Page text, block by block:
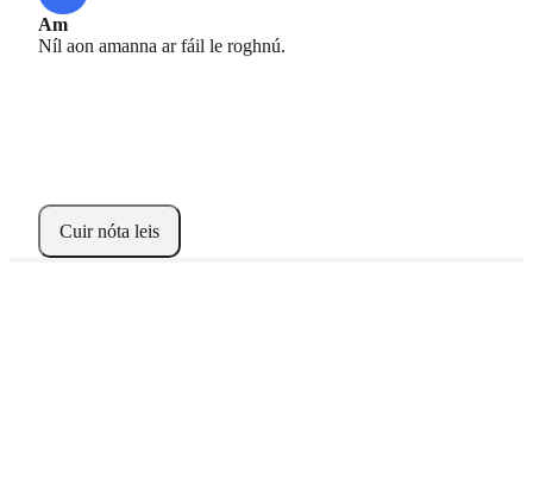
Am
Níl aon amanna ar fáil le roghnú.
Cuir nóta leis